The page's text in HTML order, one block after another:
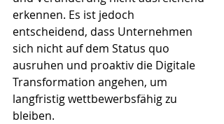
erkennen. Es ist jedoch
entscheidend, dass Unternehmen
sich nicht auf dem Status quo
ausruhen und proaktiv die Digitale
Transformation angehen, um
langfristig wettbewerbsfähig zu
bleiben.